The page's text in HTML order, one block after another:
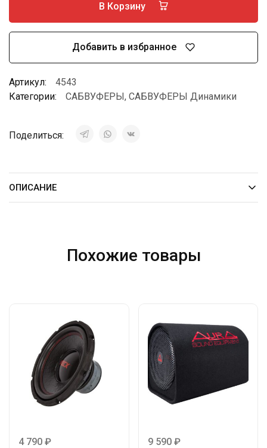
В Корзину
Добавить в избранное
Артикул:
4543
Категории:
САБВУФЕРЫ, САБВУФЕРЫ Динамики
Поделиться:
ОПИСАНИЕ
Похожие товары
4 790 ₽ 9 590 ₽